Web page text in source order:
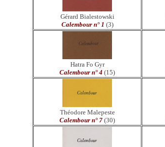
Gérard Bialestowski
Calembour n° 1 (3)
Hatra Fo Gyr
Calembour n° 4 (15)
Théodore Malepeste
Calembour n° 7 (30)